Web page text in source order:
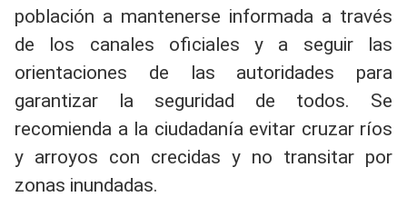
población a mantenerse informada a través
de los canales oficiales y a seguir las
orientaciones de las autoridades para
garantizar la seguridad de todos. Se
recomienda a la ciudadanía evitar cruzar ríos
y arroyos con crecidas y no transitar por
zonas inundadas.